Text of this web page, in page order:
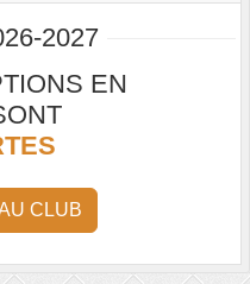
2027
EN
CLUB